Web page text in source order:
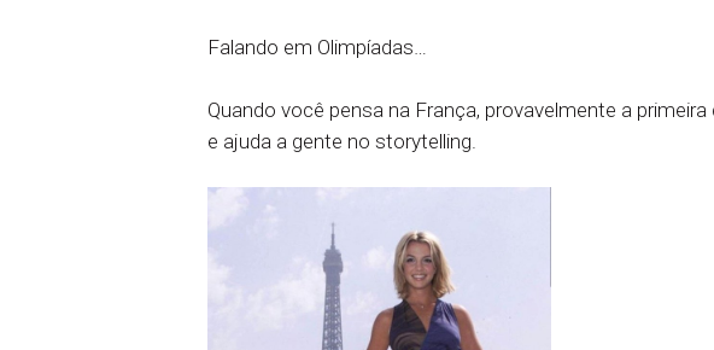
Falando em Olimpíadas…
Quando você pensa na França, provavelmente a
e ajuda a gente no storytelling.